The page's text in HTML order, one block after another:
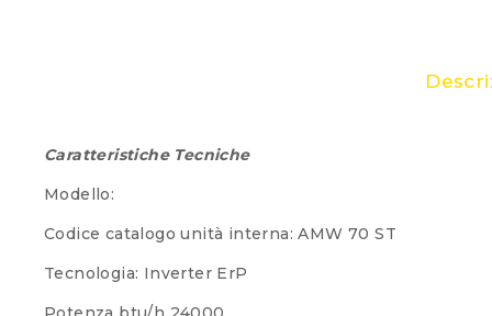
Caratteristiche Tecniche
Modello:
Codice catalogo unità interna: AMW 70 ST
Tecnologia: Inverter ErP